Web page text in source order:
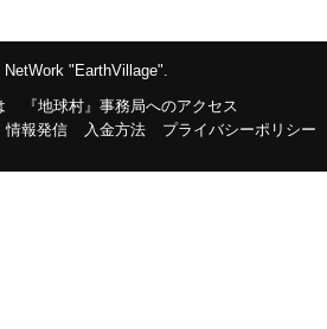
"EarthVillage".
『地球村』事務局へのアクセス
情報発信 入金方法 プライバシーポリシー